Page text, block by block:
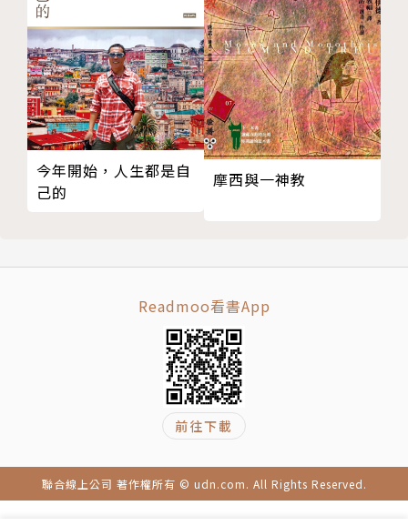
▌愛與孤獨
有時候，我們需要先離家，去尋找屬於我們的世界，才
能再回家，以成人的身分，跟家人保持一種新的、相互
支持又富有邊界的聯繫。
▌拖延還是不拖延
很多人，深陷於拖延的困擾。記得，每一小步的行動，
都能創造一些新的可能性。
任何重要的人生體驗，都會指引我們的人生，告訴我們
接納不是軟弱，而是另一種勇敢。去承認生活的殘缺，
去應對因此產生的失落，然後去其他地方尋找生活的出
路，這是生命最偉大的創造。
▌結束與開始
有時候，我們得學著，從哪裡跌倒，就在哪裡趴下。認
06 怎麼擺脫窮人思維？
➲思考與實踐
➲多年後的回望
第五章 愛與孤獨
01 如何面對不完美的父母
02 我們和原生家庭
03 獨立和革命一樣困難
04 成為自己的教養者
07 找回關係中的邊界
第六章 拖延還是不拖延
01 拖延症是心理 還是社會問題？
03 找出你的拖延症原因
04 自我譴責和自我諒解
05 與自己談判
06 迷茫時看著腳下就好
今年開始，人生都是自
己的
摩西與一神教
Readmoo看書App
前往下載
聯合線上公司 著作權所有 © udn.com. All Rights Reserved.